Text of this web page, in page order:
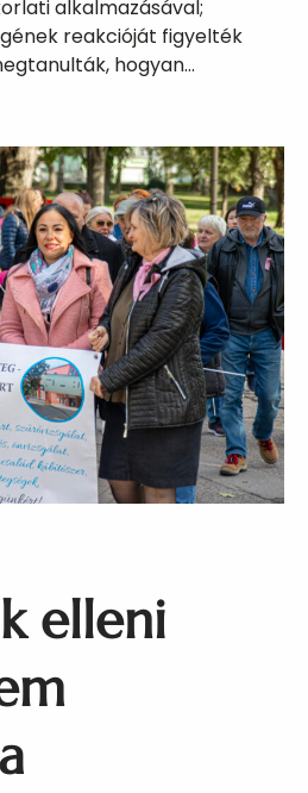
alkalmazásával;
reakcióját figyelték
hogyan…
elleni